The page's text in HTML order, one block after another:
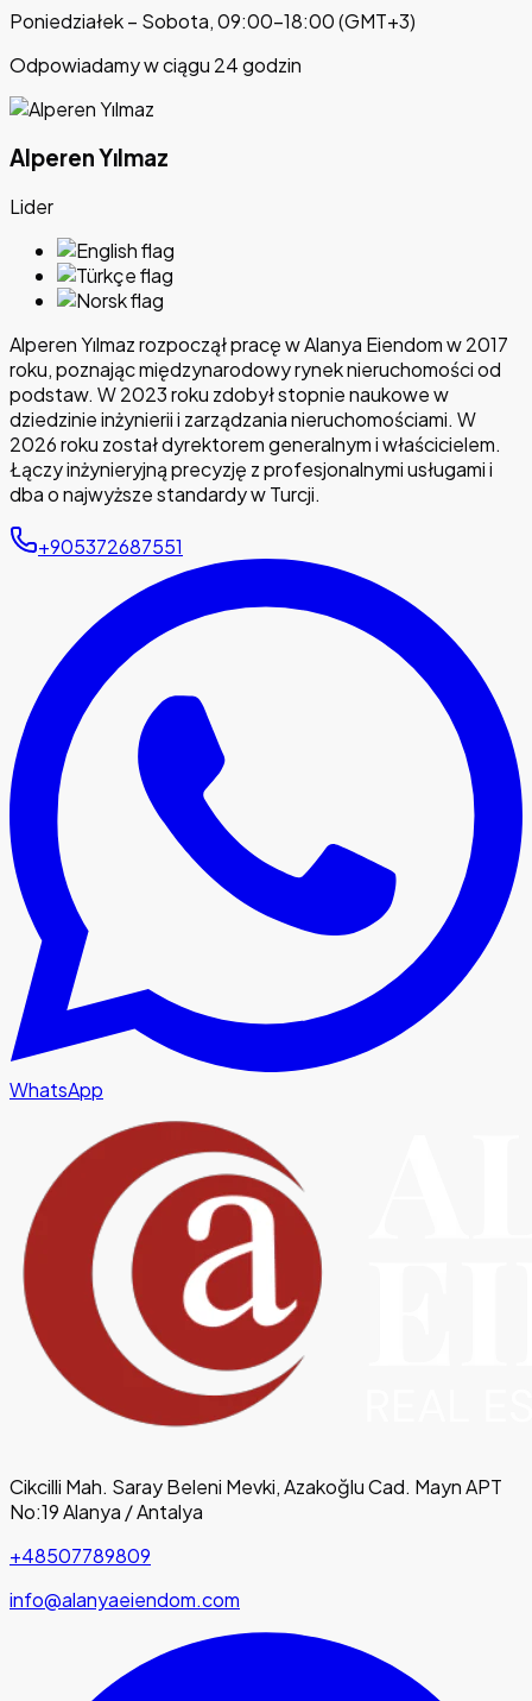
Poniedziałek – Sobota, 09:00–18:00 (GMT+3)
Odpowiadamy w ciągu 24 godzin
Alperen Yılmaz
Lider
Alperen Yılmaz rozpoczął pracę w Alanya Eiendom w 2017
roku, poznając międzynarodowy rynek nieruchomości od
podstaw. W 2023 roku zdobył stopnie naukowe w
dziedzinie inżynierii i zarządzania nieruchomościami. W
2026 roku został dyrektorem generalnym i właścicielem.
Łączy inżynieryjną precyzję z profesjonalnymi usługami i
dba o najwyższe standardy w Turcji.
+905372687551
WhatsApp
Cikcilli Mah. Saray Beleni Mevki, Azakoğlu Cad. Mayn APT
No:19 Alanya / Antalya
+48507789809
info@alanyaeiendom.com